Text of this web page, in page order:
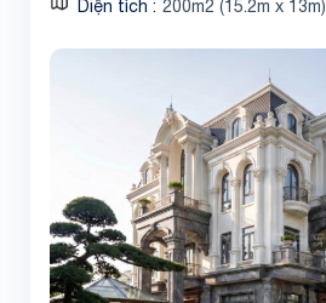
Diện tích 200m2 (15.2m x 13m)